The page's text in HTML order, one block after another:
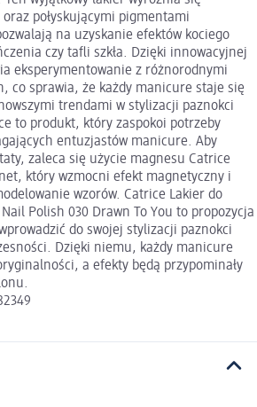
połyskującymi pigmentami
na uzyskanie efektów kociego
czy tafli szkła. Dzięki innowacyjnej
eksperymentowanie z różnorodnymi
co sprawia, że każdy manicure staje się
trendami w stylizacji paznokci
to produkt, który zaspokoi potrzeby
entuzjastów manicure. Aby
zaleca się użycie magnesu Catrice
który wzmocni efekt magnetyczny i
wzorów. Catrice Lakier do
Polish 030 Drawn To You to propozycja
do swojej stylizacji paznokci
Dzięki niemu, każdy manicure
a efekty będą przypominały